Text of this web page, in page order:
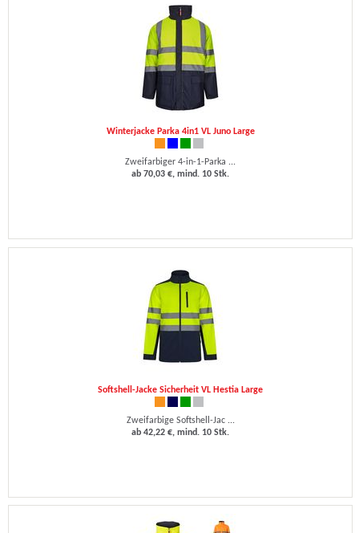
Winterjacke Parka 4in1 VL Juno Large
Zweifarbiger 4-in-1-Parka ...
ab 70,03 €, mind. 10 Stk.
Softshell-Jacke Sicherheit VL Hestia Large
Zweifarbige Softshell-Jac ...
ab 42,22 €, mind. 10 Stk.